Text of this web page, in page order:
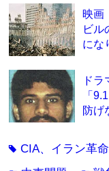
映画
ビル
にな
ド
「
防げ
tagCIA、イラン革